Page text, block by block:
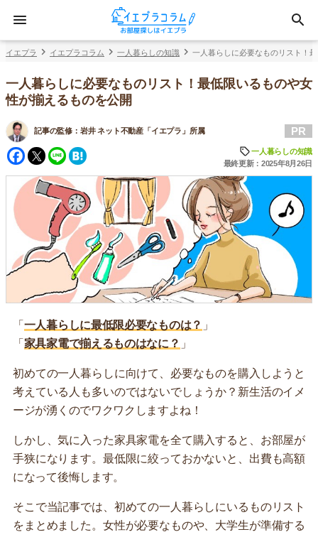
イエプラ イエプラコラム 一人暮らしの知識 一人暮らしに必要なものリスト！
一人暮らしに必要なものリスト！最低限いるものや女
性が揃えるものを公開
記事の監修： 岩井 ネット不動産「イエプラ」所属
Facebook
Twitter
Line
PR
一人暮らしの知識
最終更新：2025年8月26日
「 一人暮らしに最低限必要なものは？ 」
「 家具家電で揃えるものはなに？ 」
初めての一人暮らしに向けて、必要なものを購入しようと
考えている人も多いのではないでしょうか？新生活のイメ
ージが湧くのでワクワクしますよね！
しかし、気に入った家具家電を全て購入すると、お部屋が
手狭になります。最低限に絞っておかないと、出費も高額
になって後悔します。
そこで当記事では、初めての一人暮らしにいるものリスト
をまとめました。女性が必要なものや、大学生が準備する